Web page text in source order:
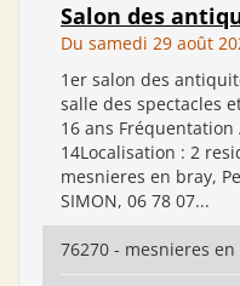
Salon des
Du samedi 29 août
1er salon des
salle des spectacles
16 ans
14Localisation : 2
mesnieres en bray,
SIMON, 06 78 07...
76270 - mesnieres